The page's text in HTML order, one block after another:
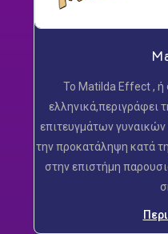
Το Matilda Effect , ή
ελληνικά,περιγράφει
επιτευγμάτων
την προκατάληψη κατά
στην επιστήμη